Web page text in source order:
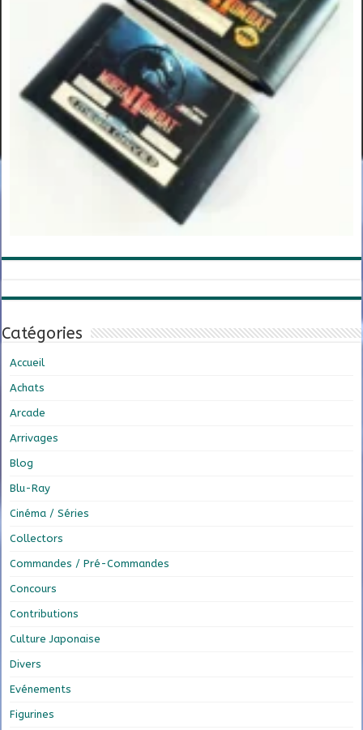
Catégories
Accueil
Achats
Arcade
Arrivages
Blog
Blu-Ray
Cinéma / Séries
Collectors
Commandes / Pré-Commandes
Concours
Contributions
Culture Japonaise
Divers
Evénements
Figurines